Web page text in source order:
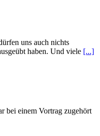
uns auch nichts
haben. Und viele [...]
bei einem Vortrag zugehört